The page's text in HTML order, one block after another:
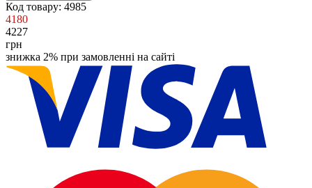
Код товару: 4985
4180
4227
грн
знижка 2% при замовленні на сайті